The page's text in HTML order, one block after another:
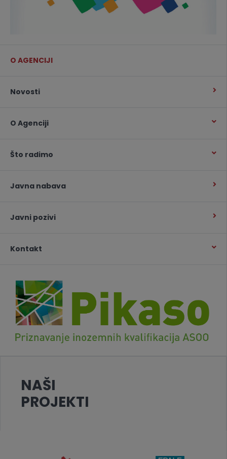
O AGENCIJI
Novosti
O Agenciji
Što radimo
Javna nabava
Javni pozivi
Kontakt
NAŠI
PROJEKTI